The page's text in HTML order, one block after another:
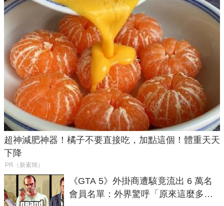
超神減肥神器！橘子不要直接吃，加點這個！體重天天
下降
PR（新素簡）
《GTA 5》外掛商遭駭竟流出 6 萬名
會員名單：外界驚呼「原來這麼多人